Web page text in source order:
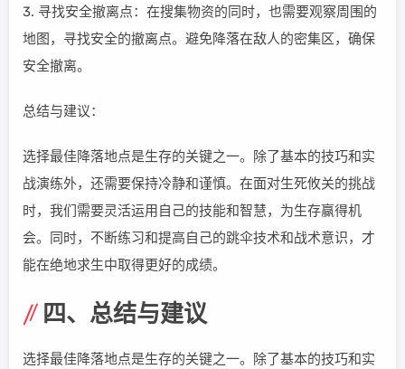
3. 寻找安全撤离点：在搜集物资的同时，也需要观察周围的
地图，寻找安全的撤离点。避免降落在敌人的密集区，确保
安全撤离。
总结与建议：
选择最佳降落地点是生存的关键之一。除了基本的技巧和实
战演练外，还需要保持冷静和谨慎。在面对生死攸关的挑战
时，我们需要灵活运用自己的技能和智慧，为生存赢得机
会。同时，不断练习和提高自己的跳伞技术和战术意识，才
能在绝地求生中取得更好的成绩。
四、总结与建议
选择最佳降落地点是生存的关键之一。除了基本的技巧和实